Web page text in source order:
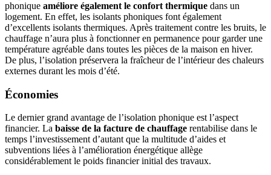
phonique améliore également le confort thermique dans un
logement. En effet, les isolants phoniques font également
d’excellents isolants thermiques. Après traitement contre les bruits, le
chauffage n’aura plus à fonctionner en permanence pour garder une
température agréable dans toutes les pièces de la maison en hiver.
De plus, l’isolation préservera la fraîcheur de l’intérieur des chaleurs
externes durant les mois d’été.
Économies
Le dernier grand avantage de l’isolation phonique est l’aspect
financier. La baisse de la facture de chauffage rentabilise dans le
temps l’investissement d’autant que la multitude d’aides et
subventions liées à l’amélioration énergétique allège
considérablement le poids financier initial des travaux.